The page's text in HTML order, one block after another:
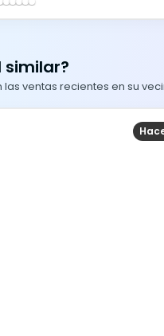
similar?
ventas recientes en su